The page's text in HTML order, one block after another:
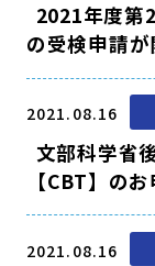
2021年度
の受検申請が
2021.08.16
文部科学省
【CBT】の
2021.08.16